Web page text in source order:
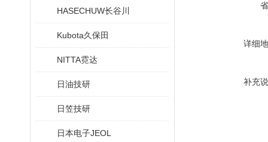
HASECHUW长谷川
Kubota久保田
NITTA霓达
日油技研
日笠技研
日本电子JEOL
详细
补充